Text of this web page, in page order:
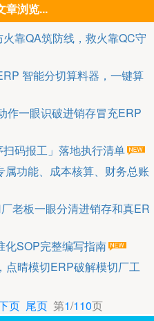
章浏览...
靠QA筑防线，救火靠QC守
智能分切算料器，一键算
作一眼识破进销存冒充ERP
码报工」落地执行清单
功能、成本核算、财务总账
老板一眼分清进销存和真ER
化SOP完整编写指南
点晴模切ERP破解模切厂工
页 尾页第1/110页